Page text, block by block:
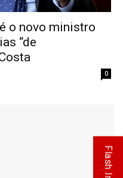
o novo ministro
“de
0
Flash Info